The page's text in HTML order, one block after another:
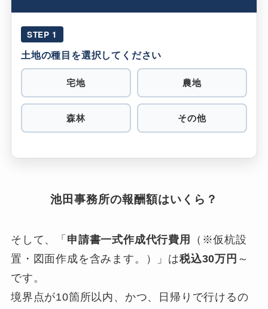
STEP 1
土地の種目を選択してください
宅地 農地
森林 その他
池田事務所の報酬額はいくら？
そして、「 申請書一式作成代行費用
（※仮杭設
置・図面作成を含みます。）」は税込30万円 ～
です。
境界点が10箇所以内、かつ、日帰りで行けるの